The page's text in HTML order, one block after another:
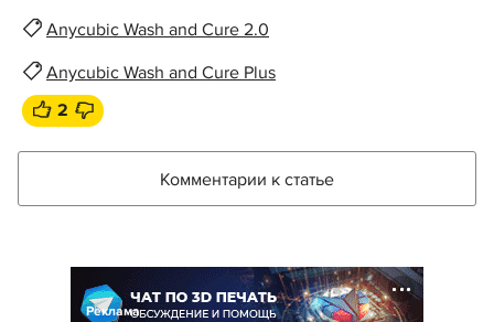
Anycubic Wash and Cure 2.0
Anycubic Wash and Cure Plus
2
Комментарии к статье
Реклама